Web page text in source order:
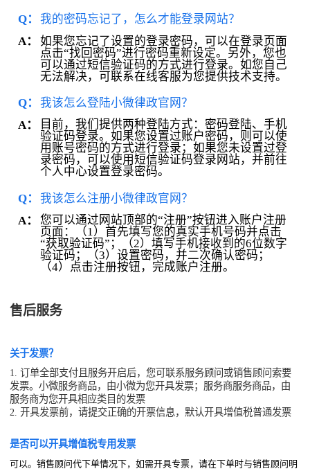
Q： 我的密码忘记了，怎么才能登录网站？
A：
如果您忘记了设置的登录密码，可以在登录页面
点击“找回密码”进行密码重新设定。另外，您也
可以通过短信验证码的方式进行登录。如您自己
无法解决，可联系在线客服为您提供技术支持。
Q： 我该怎么登陆小微律政官网？
A：
目前，我们提供两种登陆方式：密码登陆、手机
验证码登录。如果您设置过账户密码，则可以使
用账号密码的方式进行登录；如果您未设置过登
录密码，可以使用短信验证码登录网站，并前往
个人中心设置登录密码。
Q： 我该怎么注册小微律政官网？
A：
您可以通过网站顶部的“注册”按钮进入账户注册
页面：（1）首先填写您的真实手机号码并点击
“获取验证码”；（2）填写手机接收到的6位数字
验证码；（3）设置密码，并二次确认密码；
（4）点击注册按钮，完成账户注册。
售后服务
关于发票？
1. 订单全部支付且服务开启后，您可联系服务顾问或销售顾问索要
发票。小微服务商品，由小微为您开具发票；服务商服务商品，由
服务商为您开具相应类目的发票
2. 开具发票前，请提交正确的开票信息，默认开具增值税普通发票
是否可以开具增值税专用发票
可以。销售顾问代下单情况下，如需开具专票，请在下单时与销售顾问明